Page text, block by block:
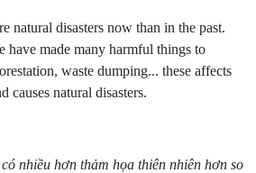
natural disasters now than in the past.
have made many harmful things to
waste dumping... these affects
causes natural disasters.
nhiều hơn thảm họa thiên nhiên hơn so